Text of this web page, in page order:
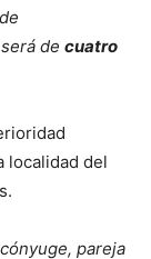
de
de cuatro
localidad del
pareja